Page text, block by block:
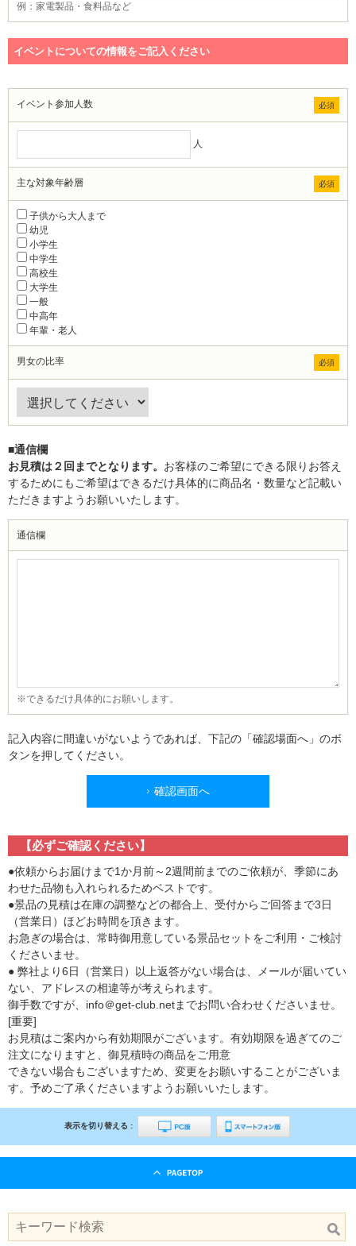
例：家電製品・食料品など
イベントについての情報をご記入ください
必須
イベント参加人数
人
必須
主な対象年齢層
子供から大人まで
幼児
小学生
中学生
高校生
大学生
一般
中高年
年輩・老人
必須
男女の比率
■通信欄
お見積は２回までとなります。 お客様のご希望にできる限りお答え
するためにもご希望はできるだけ具体的に商品名・数量など記載い
ただきますようお願いいたします。
通信欄
※できるだけ具体的にお願いします。
記入内容に間違いがないようであれば、下記の「確認場面へ」のボ
タンを押してください。
確認画面へ
【必ずご確認ください】
●依頼からお届けまで1か月前～2週間前までのご依頼が、季節にあ
わせた品物も入れられるためベストです。
●景品の見積は在庫の調整などの都合上、受付からご回答まで3日
（営業日）ほどお時間を頂きます。
お急ぎの場合は、常時御用意している景品セットをご利用・ご検討
くださいませ。
● 弊社より6日（営業日）以上返答がない場合は、メールが届いてい
ない、アドレスの相違等が考えられます。
御手数ですが、info＠get-club.netまでお問い合わせくださいませ。
[重要]
お見積はご案内から有効期限がございます。有効期限を過ぎてのご
注文になりますと、御見積時の商品をご用意
できない場合もございますため、変更をお願いすることがございま
す。予めご了承くださいますようお願いいたします。
表示を切り替える :